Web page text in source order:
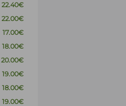
22.40€
22.00€
17.00€
18.00€
20.00€
19.00€
18.00€
19.00€